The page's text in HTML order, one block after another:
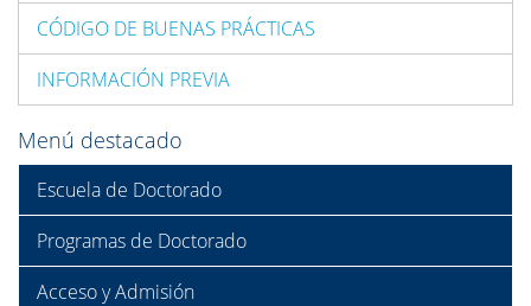
CÓDIGO DE BUENAS PRÁCTICAS
INFORMACIÓN PREVIA
Menú destacado
Escuela de Doctorado
Programas de Doctorado
Acceso y Admisión